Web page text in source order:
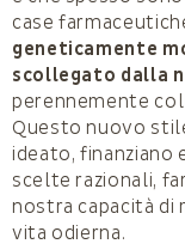
case
geneticamente
scollegato dalla
perennemente
Questo nuovo
ideato,
scelte razionali,
nostra capacità di
vita odierna.